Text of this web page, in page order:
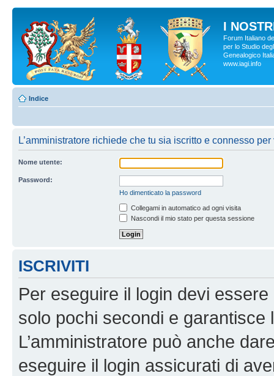
I
Forum Italiano
per lo Studio
Genealogico
www.iagi.info
Indice
L’amministratore richiede che tu sia iscritto e connesso
Nome utente:
Password:
Ho dimenticato la password
Collegami in automatico ad ogni visita
Nascondi il mio stato per questa sessione
ISCRIVITI
Per eseguire il login devi
solo pochi secondi e garantisce
L’amministratore può anche
eseguire il login assicurati di